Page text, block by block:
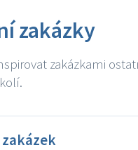
zakázky
zakázkami